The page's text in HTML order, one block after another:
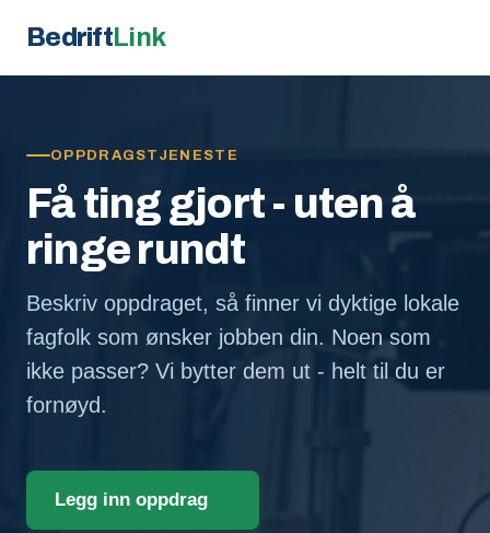
BedriftLink
OPPDRAGSTJENESTE
Få ting gjort - uten å
ringe rundt
Beskriv oppdraget, så finner vi dyktige lokale
fagfolk som ønsker jobben din. Noen som
ikke passer? Vi bytter dem ut - helt til du er
fornøyd.
Legg inn oppdrag